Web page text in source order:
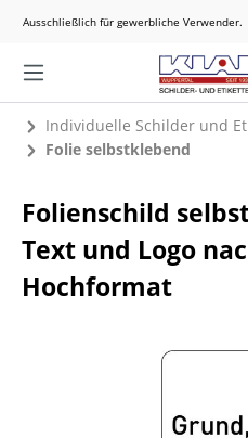
Ausschließlich für gewerbliche Verwender.
Individuelle Schilder und
Folie selbstklebend
Folienschild
Text und Logo
Hochformat